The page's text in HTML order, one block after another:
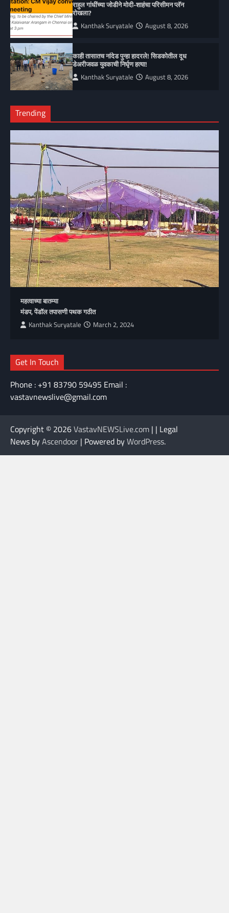
राहुल गांधींच्या जोडीने मोदी-शाहंचा परिसीमन प्लॅन
रोखला?
Kanthak Suryatale August 8, 2026
काही तासातच नांदेड पुन्हा हादरले! सिडकोतील दूध
डेअरीजवळ युवकाची निर्घृण हत्या!
Kanthak Suryatale August 8, 2026
Trending
महत्वाच्या बातम्या
मंडप, पेंडॉल तपासणी पथक गठीत
Kanthak Suryatale March 2, 2024
Get In Touch
Phone : +91 83790 59495 Email :
vastavnewslive@gmail.com
Copyright © 2026VastavNEWSLive.com | | Legal
News byAscendoor | Powered byWordPress.